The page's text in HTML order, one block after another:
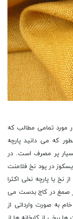
مورد تمامی مطالب که
که می دانید پارچه
پر مصرف است. در
در پود نخ فلامنت
یا پارچه نخی اکثرا
صمغ در کاج بدست می
خام به صورت وارداتی از